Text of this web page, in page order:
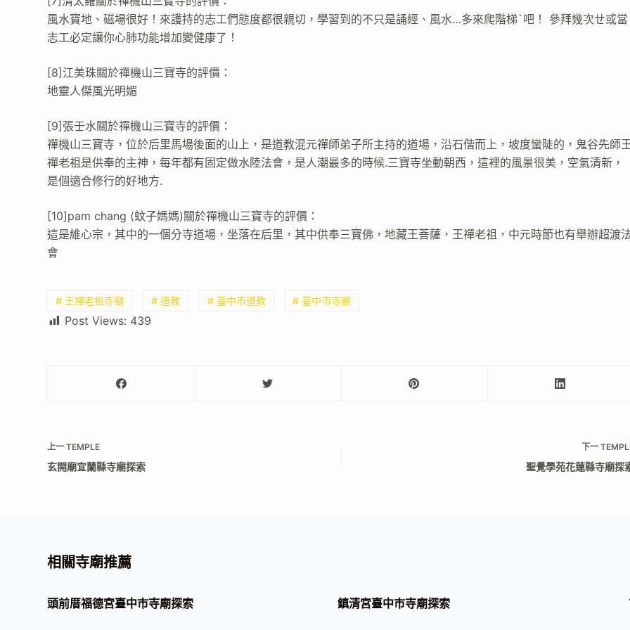
風水寶地、磁場很好！來護持的志工們態度都很親切，學習到的不只是誦經、風水…多來爬階梯`吧！ 參拜幾次ㄝ或當
志工必定讓你心肺功能增加變健康了！
[8]江美珠關於禪機山三寶寺的評價：
地靈人傑風光明媚
[9]張壬水關於禪機山三寶寺的評價：
禪機山三寶寺，位於后里馬場後面的山上，是道教混元禪師弟子所主持的道場，沿石偕而上，坡度蠻陡的，鬼谷先師
禪老祖是供奉的主神，每年都有固定做水陸法會，是人潮最多的時候.三寶寺坐動朝西，這裡的風景很美，空氣清新，
是個適合修行的好地方.
[10]pam chang (蚊子媽媽)關於禪機山三寶寺的評價：
這是維心宗，其中的一個分寺道場，坐落在后里，其中供奉三寶佛，地藏王菩薩，王禪老祖，中元時節也有舉辦超渡
會
# 王禪老祖寺廟 # 道教 # 臺中市道教 # 臺中市寺廟
Post Views: 439
上一TEMPLE
玄開廟宜蘭縣寺廟探索
下一
聖覺學苑花蓮縣寺廟探
相關寺廟推薦
頭前厝福德宮臺中市寺廟探索 鎮清宮臺中市寺廟探索